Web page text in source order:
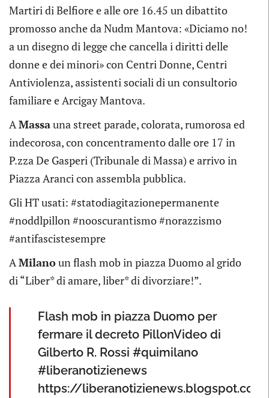
Martiri di Belfiore e alle ore 16.45 un dibattito
promosso anche da Nudm Mantova: «Diciamo no!
a un disegno di legge che cancella i diritti delle
donne e dei minori» con Centri Donne, Centri
Antiviolenza, assistenti sociali di un consultorio
familiare e Arcigay Mantova.
A Massauna street parade, colorata, rumorosa ed
indecorosa, con concentramento dalle ore 17 in
P.zza De Gasperi (Tribunale di Massa) e arrivo in
Piazza Aranci con assembla pubblica.
Gli HT usati: #statodiagitazionepermanente
#noddlpillon #nooscurantismo #norazzismo
#antifascistesempre
A Milanoun flash mob in piazza Duomo al grido
di “Liber* di amare, liber* di divorziare!”.
Flash mob in piazza Duomo per
fermare il decreto PillonVideo di
Gilberto R. Rossi #quimilano
#liberanotizienews
https://liberanotizienews.blogspot.com